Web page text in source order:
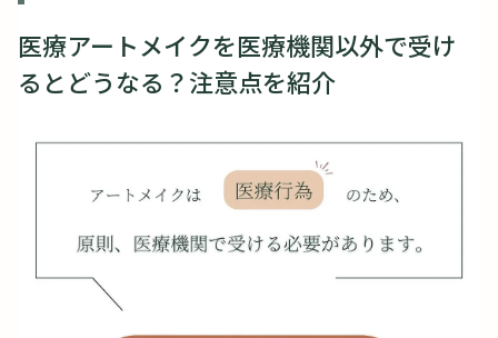
医療アートメイクを医療機関以外で受け
るとどうなる？注意点を紹介